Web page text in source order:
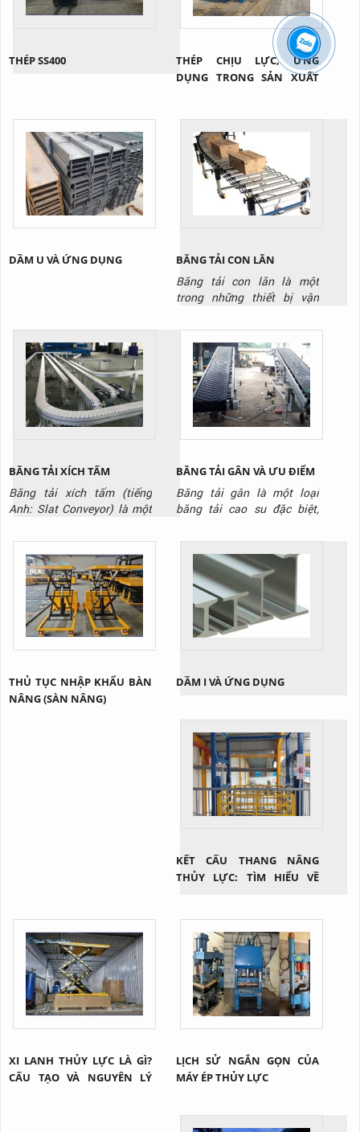
THÉP SS400
THÉP CHỊU LỰC, ỨNG
DỤNG TRONG SẢN XUẤT
DẦM U VÀ ỨNG DỤNG BĂNG TẢI CON LĂN
Băng tải con lăn là một
trong những thiết bị vận
trong các nhà kho và nhà
máy, kho hàng
BĂNG TẢI XÍCH TẤM
Băng tải xích tấm (tiếng
Anh: Slat Conveyor) là một
các tấm panel (tấm ván) kim
loại hoặc nhựa cứng được
gắn kết chặt chẽ với nhau
trên một hệ thống xích. Các
tấm này tạo thành một bề
mặt vận chuyển phẳng và
cứng cáp, khác biệt hoàn
toàn so...
BĂNG TẢI GÂN VÀ ƯU ĐIỂM
Băng tải gân là một loại
băng tải cao su đặc biệt,
(gân) trên bề mặt. Các gân
này có thể có nhiều hình
dạng khác nhau, như hình
chữ V, chữ T, hoặc gai, được
đúc liền với thân băng tải.
Mục đích chính của những
gân này là tạo ra ma sát...
THỦ TỤC NHẬP KHẨU BÀN
NÂNG (SÀN NÂNG)
DẦM I VÀ ỨNG DỤNG
KẾT CẤU THANG NÂNG
THỦY LỰC: TÌM HIỂU VỀ
XI LANH THỦY LỰC LÀ GÌ?
CẤU TẠO VÀ NGUYÊN LÝ
LỊCH SỬ NGẮN GỌN CỦA
MÁY ÉP THỦY LỰC